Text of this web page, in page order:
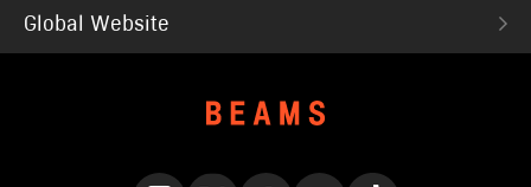
Global Website